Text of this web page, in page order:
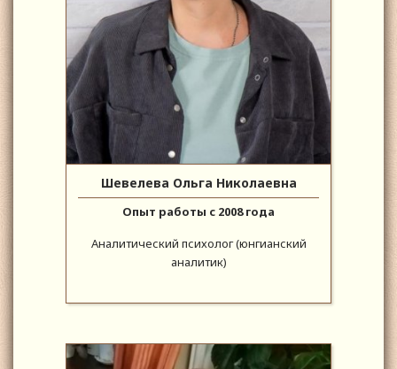
Шевелева Ольга Николаевна
Опыт работы с 2008 года
Аналитический психолог (юнгианский
аналитик)